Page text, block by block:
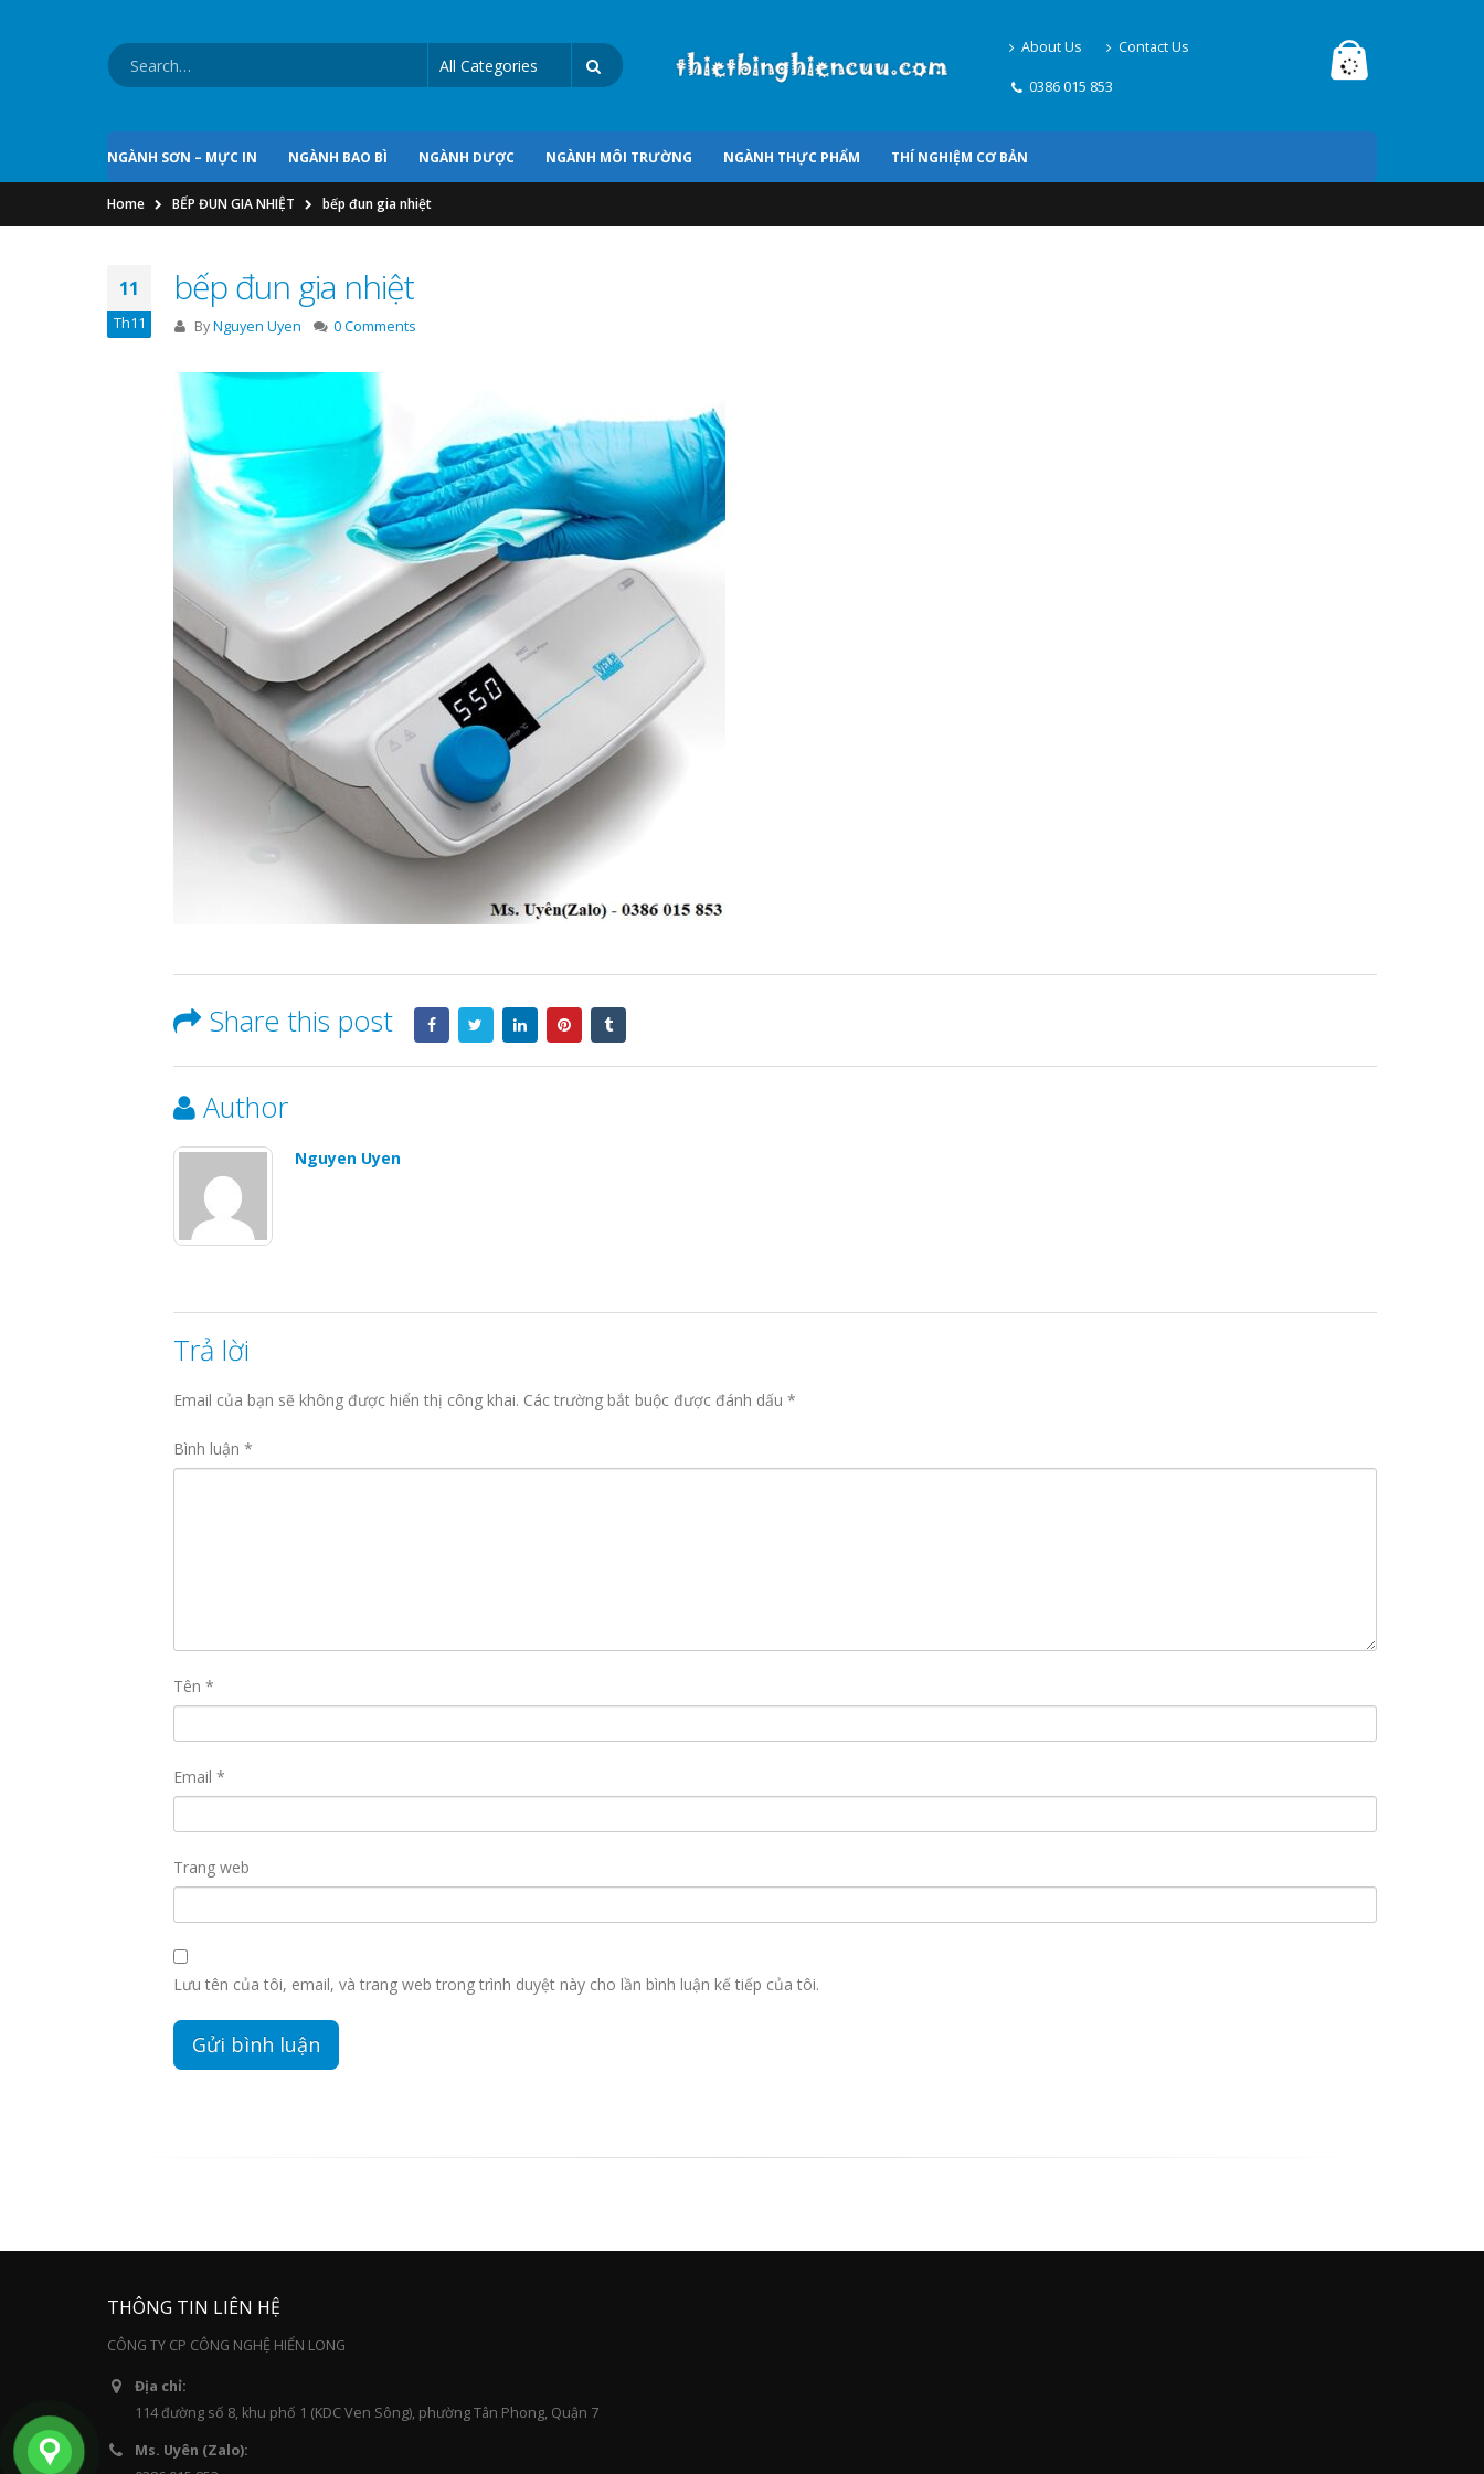
About Us Contact Us
0386 015 853
NGÀNH SƠN – MỰC IN NGÀNH BAO BÌ NGÀNH DƯỢC NGÀNH MÔI TRƯỜNG NGÀNH THỰC PHẨM THÍ NGHIỆM CƠ BẢN
Home BẾP ĐUN GIA NHIỆT bếp đun gia nhiệt
11
Th11
bếp đun gia nhiệt
ByNguyen Uyen 0 Comments
Share this post
Author
Nguyen Uyen
Trả lời
Email của bạn sẽ không được hiển thị công khai. Các trường bắt buộc được đánh dấu *
Bình luận *
Tên *
Email *
Trang web
Lưu tên của tôi, email, và trang web trong trình duyệt này cho lần bình luận kế tiếp của tôi.
THÔNG TIN LIÊN HỆ
CÔNG TY CP CÔNG NGHỆ HIỂN LONG
Địa chỉ:
114 đường số 8, khu phố 1 (KDC Ven Sông), phường Tân Phong, Quận 7
Ms. Uyên (Zalo):